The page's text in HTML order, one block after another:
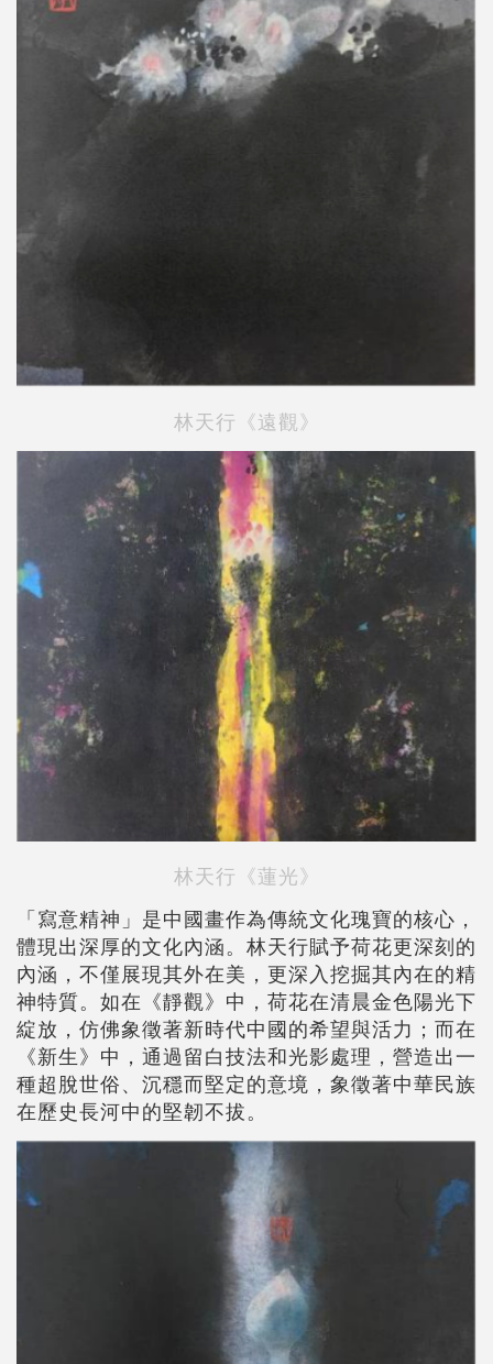
林天行《遠觀》
林天行《蓮光》
「寫意精神」是中國畫作為傳統文化瑰寶的核心，
體現出深厚的文化內涵。林天行賦予荷花更深刻的
內涵，不僅展現其外在美，更深入挖掘其內在的精
神特質。如在《靜觀》中，荷花在清晨金色陽光下
綻放，仿佛象徵著新時代中國的希望與活力；而在
《新生》中，通過留白技法和光影處理，營造出一
種超脫世俗、沉穩而堅定的意境，象徵著中華民族
在歷史長河中的堅韌不拔。